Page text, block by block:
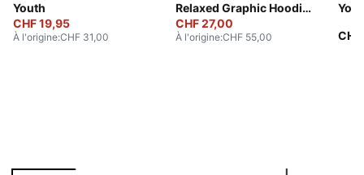
Youth
CHF 19,95
À l'origine:CHF 31,00
Relaxed Graphic Hoodie
Youth
CHF 27,00
À l'origine:CHF 55,00